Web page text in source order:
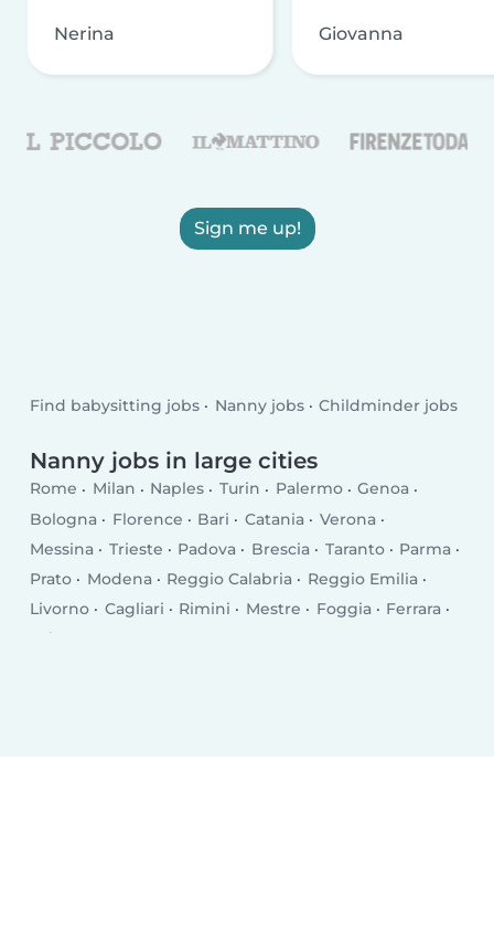
Nerina Giovanna
Sign me up!
Find babysitting jobs Nanny jobs Childminder jobs
Nanny jobs in large cities
Rome Milan Naples Turin Palermo
Genoa
Bologna
Florence Bari Catania
Verona
Messina
Trieste Padova Brescia Taranto
Parma
Prato
Modena Reggio Calabria
Reggio Emilia
Livorno
Cagliari Rimini Mestre Foggia
Ferrara
Salerno